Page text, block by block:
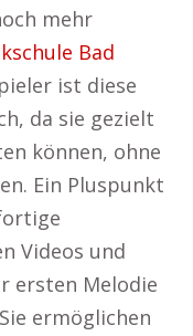
mehr
Bad
ist diese
da sie gezielt
können, ohne
Ein Pluspunkt
Videos und
ersten Melodie
ermöglichen